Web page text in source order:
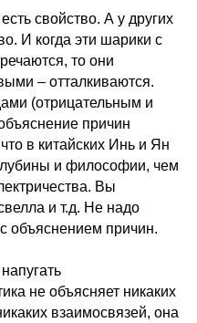
свойство. А у других
И когда эти шарики с
то они
– отталкиваются.
(отрицательным и
причин
в китайских Инь и Ян
и философии, чем
Вы
и т.д. Не надо
объяснением причин.
не объясняет никаких
взаимосвязей, она